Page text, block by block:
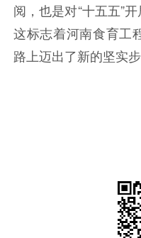
阅，也是对“十五五”
这标志着河南食育工
路上迈出了新的坚实步